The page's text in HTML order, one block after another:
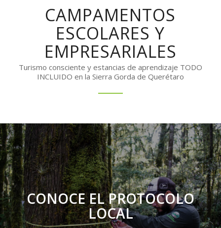
CAMPAMENTOS
ESCOLARES Y
EMPRESARIALES
Turismo consciente y estancias de aprendizaje TODO
INCLUIDO en la Sierra Gorda de Querétaro
CONOCE EL PROTOCOLO
LOCAL